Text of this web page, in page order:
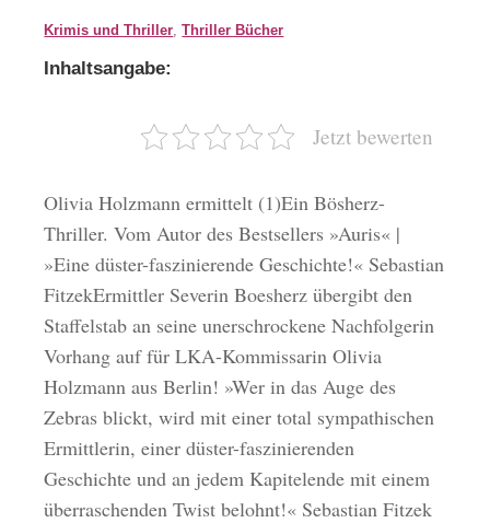
Krimis und Thriller ,Thriller Bücher
Inhaltsangabe:
Jetzt bewerten
Olivia Holzmann ermittelt (1)Ein Bösherz-
Thriller. Vom Autor des Bestsellers »Auris« |
»Eine düster-faszinierende Geschichte!« Sebastian
FitzekErmittler Severin Boesherz übergibt den
Staffelstab an seine unerschrockene Nachfolgerin
Vorhang auf für LKA-Kommissarin Olivia
Holzmann aus Berlin! »Wer in das Auge des
Zebras blickt, wird mit einer total sympathischen
Ermittlerin, einer düster-faszinierenden
Geschichte und an jedem Kapitelende mit einem
überraschenden Twist belohnt!« Sebastian Fitzek